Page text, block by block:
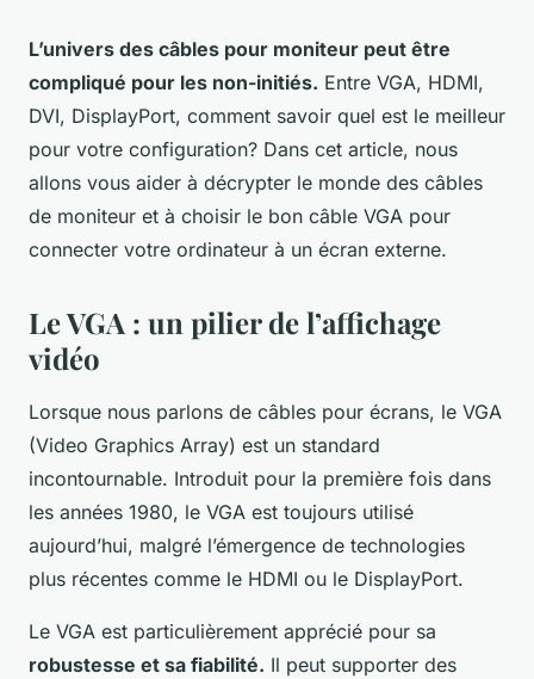
L’univers des câbles pour moniteur peut être
compliqué pour les non-initiés. Entre VGA, HDMI,
DVI, DisplayPort, comment savoir quel est le meilleur
pour votre configuration? Dans cet article, nous
allons vous aider à décrypter le monde des câbles
de moniteur et à choisir le bon câble VGA pour
connecter votre ordinateur à un écran externe.
Le VGA : un pilier de l’affichage
vidéo
Lorsque nous parlons de câbles pour écrans, le VGA
(Video Graphics Array) est un standard
incontournable. Introduit pour la première fois dans
les années 1980, le VGA est toujours utilisé
aujourd’hui, malgré l’émergence de technologies
plus récentes comme le HDMI ou le DisplayPort.
Le VGA est particulièrement apprécié pour sa
robustesse et sa fiabilité. Il peut supporter des